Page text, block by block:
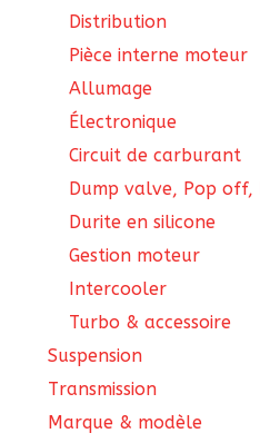
Distribution
Pièce interne moteur
Allumage
Électronique
Circuit de carburant
Dump valve, Pop off,
Durite en silicone
Gestion moteur
Intercooler
Turbo & accessoire
Suspension
Transmission
Marque & modèle